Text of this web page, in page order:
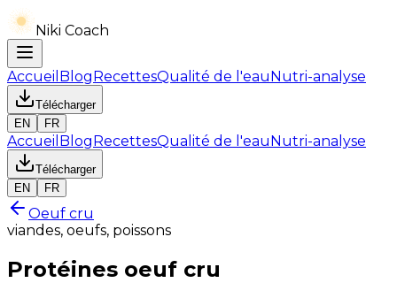
Niki Coach
Accueil BlogRecettesQualité de l'eauNutri-analyse
Télécharger
EN
FR
Accueil BlogRecettesQualité de l'eauNutri-analyse
Télécharger
EN
FR
Oeuf cru
viandes, oeufs, poissons
Protéines oeuf cru